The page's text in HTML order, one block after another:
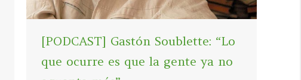
[PODCAST] Gastón Soublette: “Lo
que ocurre es que la gente ya no